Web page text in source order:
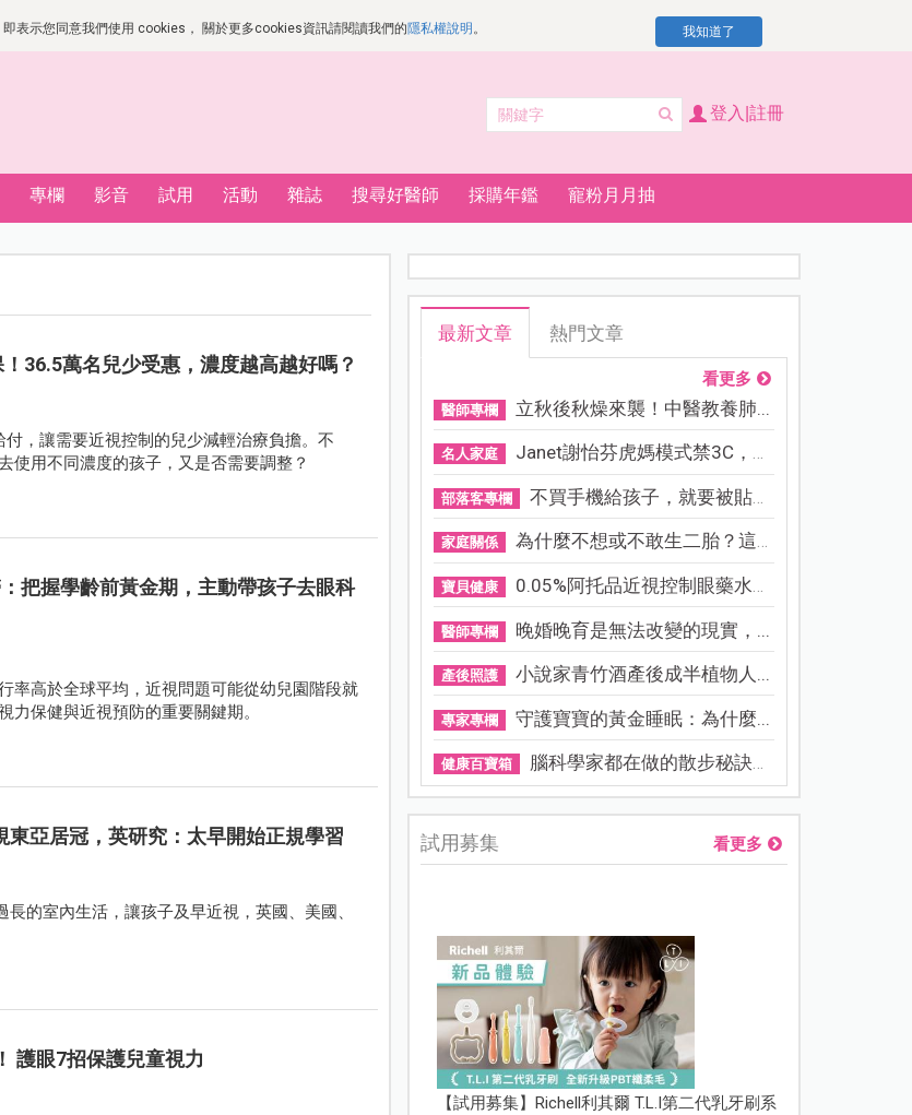
表示您同意我們使用 cookies， 關於更多cookies資訊請閱讀我們的隱私權說明 。 我知道了
登入|註冊
專欄 影音 試用 活動 雜誌 搜尋好醫師 採購年鑑 寵粉月月抽
36.5萬名兒少受惠，濃度越高越好嗎？
，讓需要近視控制的兒少減輕治療負擔。不
使用不同濃度的孩子，又是否需要調整？
把握學齡前黃金期，主動帶孩子去眼科
率高於全球平均，近視問題可能從幼兒園階段就
保健與近視預防的重要關鍵期。
亞居冠，英研究：太早開始正規學習
的室內生活，讓孩子及早近視，英國、美國、
護眼7招保護兒童視力
最新文章 熱門文章
看更多
醫師專欄 立秋後秋燥來襲！中醫教養肺...
名人家庭 Janet謝怡芬虎媽模式禁3C，看...
部落客專欄 不買手機給孩子，就要被貼「...
家庭關係 為什麼不想或不敢生二胎？這8...
寶貝健康 0.05%阿托品近視控制眼藥水納...
醫師專欄 晚婚晚育是無法改變的現實，...
產後照護 小說家青竹酒產後成半植物人...
專家專欄 守護寶寶的黃金睡眠：為什麼...
健康百寶箱 腦科學家都在做的散步秘訣！...
試用募集 看更多
【試用募集】Richell利其爾 T.L.I第二代乳牙刷系